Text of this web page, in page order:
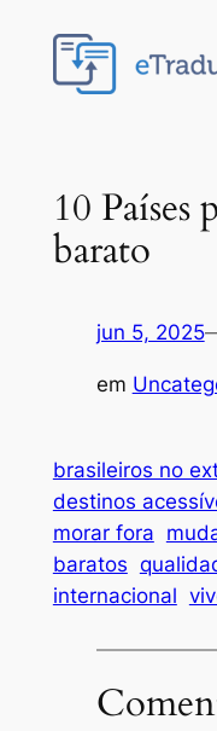
10 Países
barato
jun 5, 2025
em
brasileiros no
destinos
morar fora
baratos
internacional